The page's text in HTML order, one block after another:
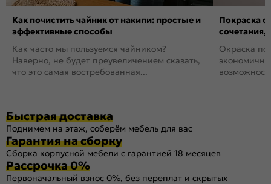
Как почистить чайник от накипи: простые и
эффективные способы
Как часто мы пользуемся чайником?
Наверно, не будет преувеличением сказать,
что это самая востребованная...
Покраска
сочетания,
Окраска
Быстрая доставка
Поднимем на этаж, соберём мебель для вас
Гарантия на сборку
Сборка корпусной мебели с гарантией 18 месяцев
Рассрочка 0%
Первоначальный взнос 0%, без переплат и скрытых